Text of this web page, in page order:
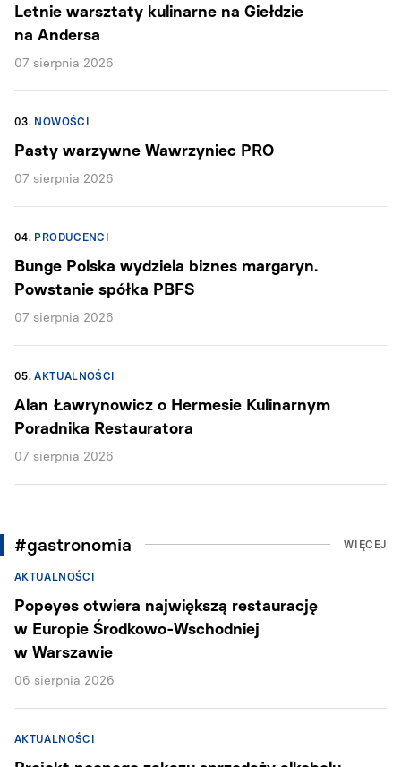
Letnie warsztaty kulinarne na Giełdzie
na Andersa
07 sierpnia 2026
03. NOWOŚCI
Pasty warzywne Wawrzyniec PRO
07 sierpnia 2026
04. PRODUCENCI
Bunge Polska wydziela biznes margaryn.
Powstanie spółka PBFS
07 sierpnia 2026
05. AKTUALNOŚCI
Alan Ławrynowicz o Hermesie Kulinarnym
Poradnika Restauratora
07 sierpnia 2026
#gastronomia WIĘCEJ
AKTUALNOŚCI
Popeyes otwiera największą restaurację
w Europie Środkowo-Wschodniej
w Warszawie
06 sierpnia 2026
AKTUALNOŚCI